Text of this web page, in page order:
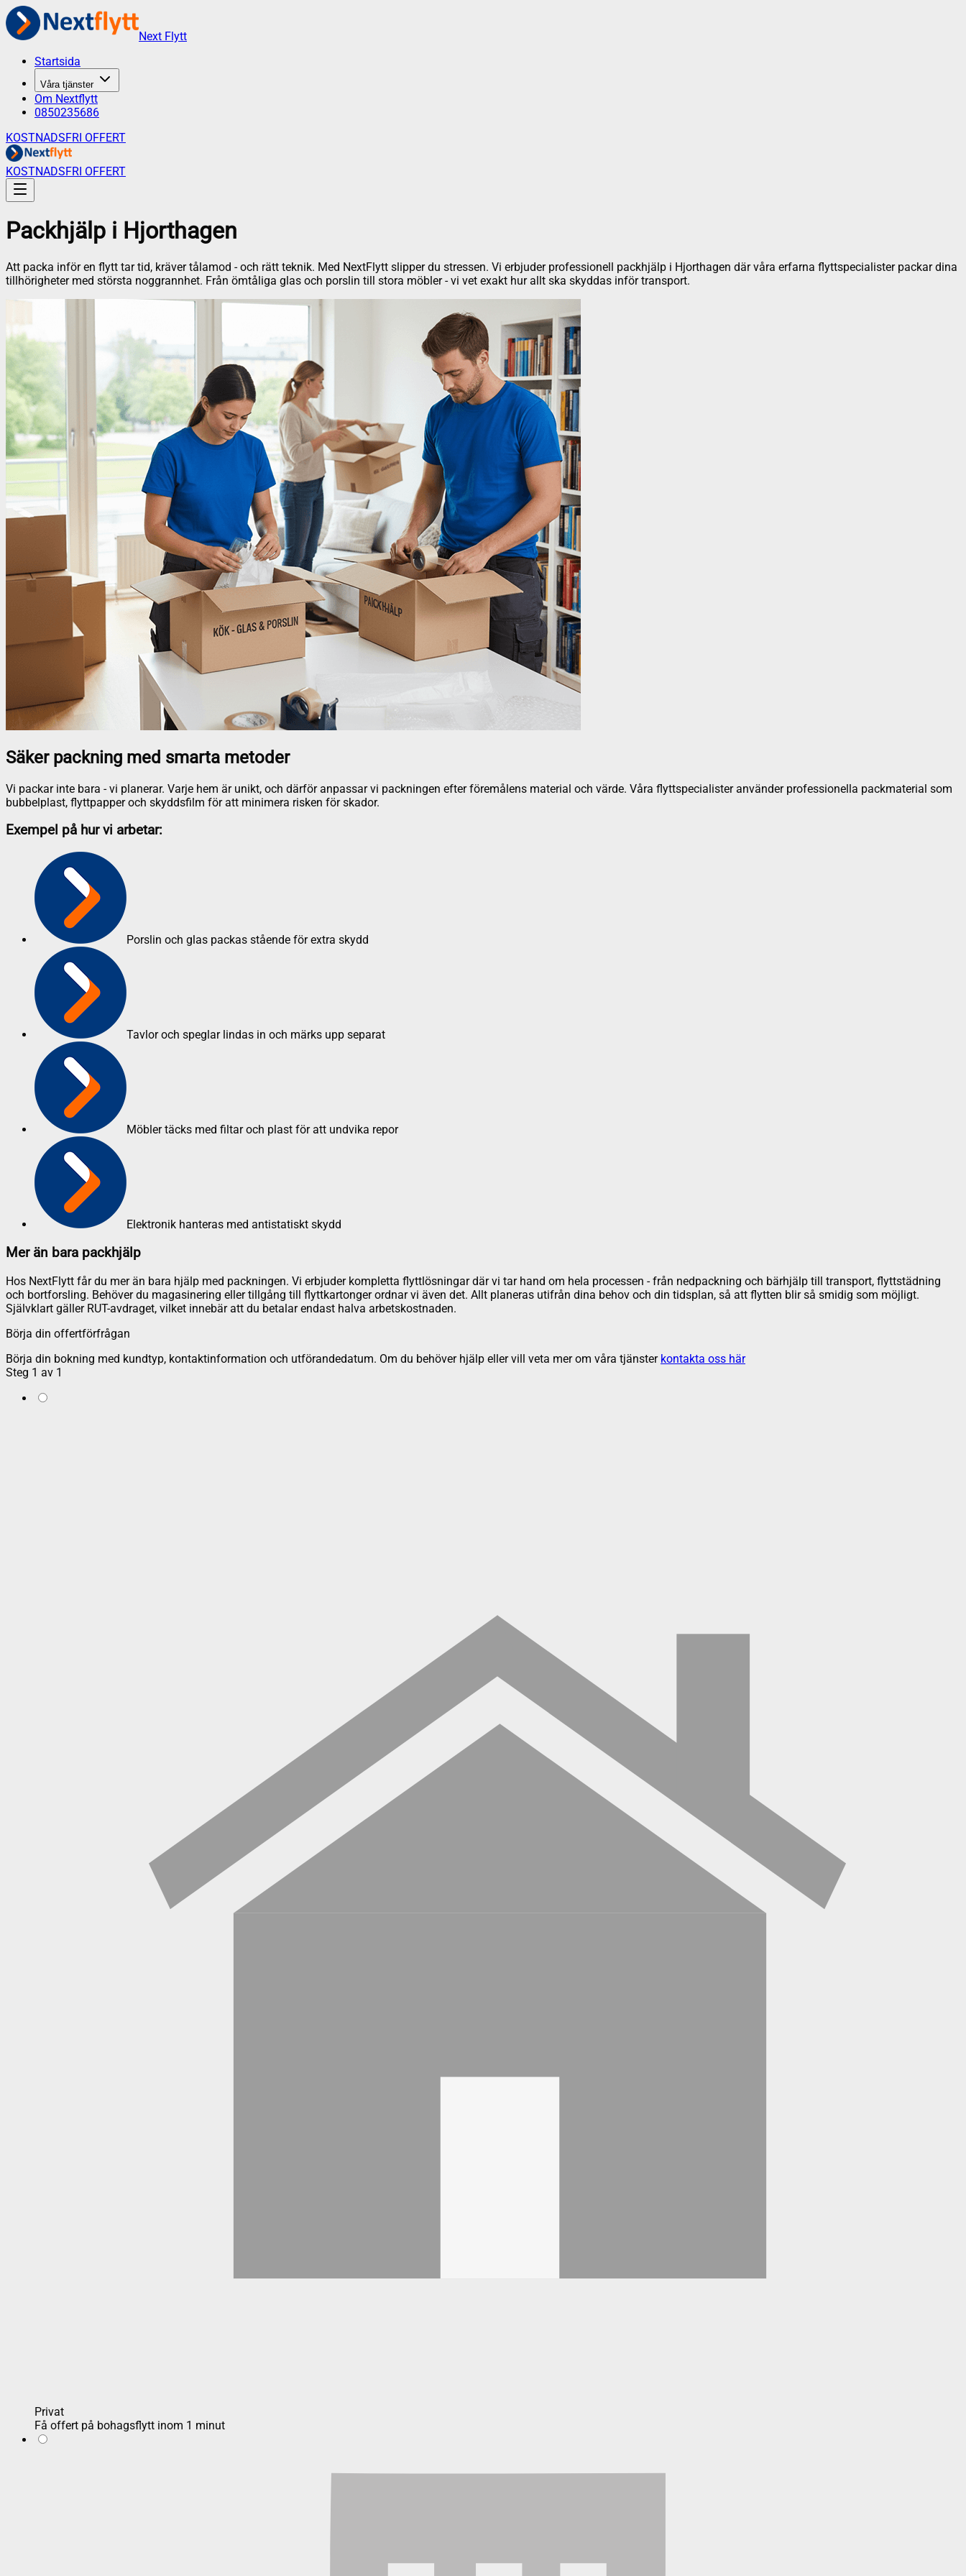
Next Flytt
Startsida
Våra tjänster
Om Nextflytt
0850235686
KOSTNADSFRI OFFERT
KOSTNADSFRI OFFERT
Packhjälp i Hjorthagen
Att packa inför en flytt tar tid, kräver tålamod - och rätt teknik. Med NextFlytt slipper du stressen. Vi erbjuder professionell packhjälp i Hjorthagen där våra erfarna flyttspecialister packar dina
tillhörigheter med största noggrannhet. Från ömtåliga glas och porslin till stora möbler - vi vet exakt hur allt ska skyddas inför transport.
Säker packning med smarta metoder
Vi packar inte bara - vi planerar. Varje hem är unikt, och därför anpassar vi packningen efter föremålens material och värde. Våra flyttspecialister använder professionella packmaterial som
bubbelplast, flyttpapper och skyddsfilm för att minimera risken för skador.
Exempel på hur vi arbetar:
Porslin och glas packas stående för extra skydd
Tavlor och speglar lindas in och märks upp separat
Möbler täcks med filtar och plast för att undvika repor
Elektronik hanteras med antistatiskt skydd
Mer än bara packhjälp
Hos NextFlytt får du mer än bara hjälp med packningen. Vi erbjuder kompletta flyttlösningar där vi tar hand om hela processen - från nedpackning och bärhjälp till transport, flyttstädning
och bortforsling. Behöver du magasinering eller tillgång till flyttkartonger ordnar vi även det. Allt planeras utifrån dina behov och din tidsplan, så att flytten blir så smidig som möjligt.
Självklart gäller RUT-avdraget, vilket innebär att du betalar endast halva arbetskostnaden.
Börja din offertförfrågan
Börja din bokning med kundtyp, kontaktinformation och utförandedatum. Om du behöver hjälp eller vill veta mer om våra tjänster kontakta oss här
Steg 1 av 1
Privat
Få offert på bohagsflytt inom 1 minut